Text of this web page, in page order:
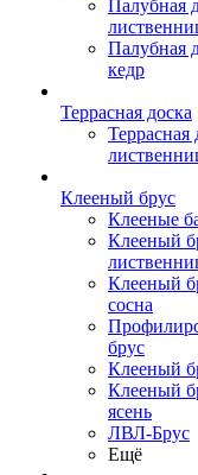
Палубная
Палубная
кедр
Террасная доска
Террасная
Клееный брус
Клееные
Клееный
Клееный
сосна
брус
Клееный
Клееный
ясень
ЛВЛ-Брус
Ещё